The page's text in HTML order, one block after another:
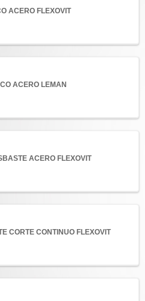
ACERO FLEXOVIT
ACERO LEMAN
ACERO FLEXOVIT
CORTE CONTINUO FLEXOVIT